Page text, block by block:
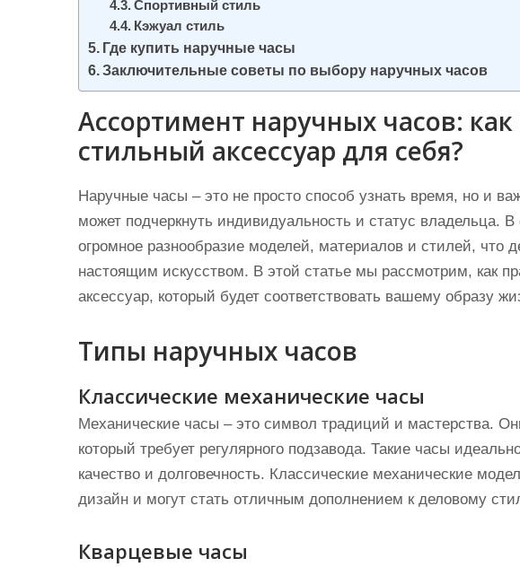
Спортивный стиль
Кэжуал стиль
Где купить наручные часы
Заключительные советы по выбору наручных часов
Ассортимент наручных часов:
стильный аксессуар для себя?
Наручные часы – это не просто способ узнать время, но и
может подчеркнуть индивидуальность и статус владельца.
огромное разнообразие моделей, материалов и стилей, что
настоящим искусством. В этой статье мы рассмотрим, как
аксессуар, который будет соответствовать вашему образу
Типы наручных часов
Классические механические часы
Механические часы – это символ традиций и мастерства.
который требует регулярного подзавода. Такие часы
качество и долговечность. Классические механические
дизайн и могут стать отличным дополнением к деловому
Кварцевые часы